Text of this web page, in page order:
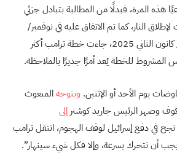
هذه المرة، فبدلًا من المطالبة بتبادل جزئي
النار، كما تم الاتفاق عليه في نوفمبر/
تشرين الثاني 2023 ويناير/ كانون الثاني 2025، جاءت خطة ترامب أكثر
للخطة يُعد أمرًا جديرًا بالملاحظة.
يوم الأحد أو الإثنين. ويتوجهالمبعوث
وصهر الرئيس جاريد كوشنر إلى
في دفع إسرائيل لوقف الهجوم، انتقل ترامب
أن تتحرك بسرعة، وإلا فكل شيء سينهار”.